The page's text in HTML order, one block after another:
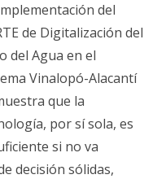
del
PERTE
del
de Digitalización del
del Agua en el
Vinalopó-Alacantí
que la
por sí sola, es
si no va
decisión sólidas,